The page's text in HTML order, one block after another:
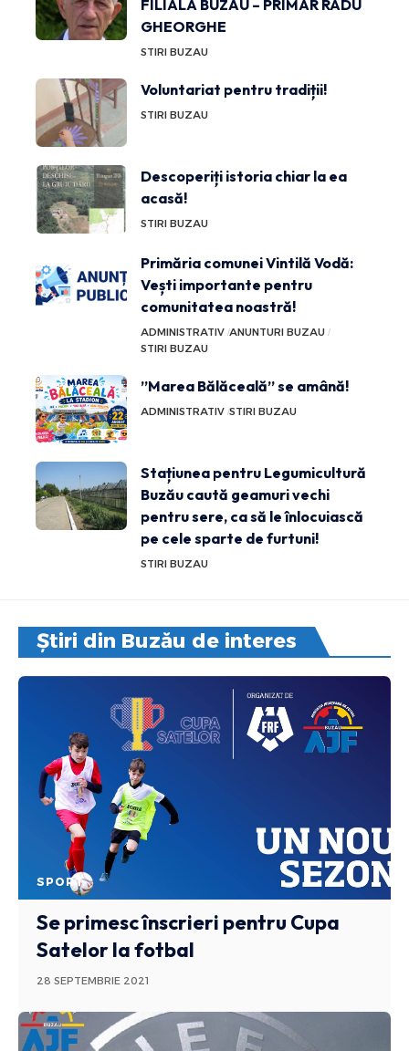
FILIALA BUZĂU – PRIMAR RADU
GHEORGHE
STIRI BUZAU
Voluntariat pentru tradiții!
STIRI BUZAU
Descoperiți istoria chiar la ea
acasă!
STIRI BUZAU
Primăria comunei Vintilă Vodă:
Vești importante pentru
comunitatea noastră!
ADMINISTRATIV ANUNTURI BUZAU
STIRI BUZAU
”Marea Bălăceală” se amână!
ADMINISTRATIV STIRI BUZAU
Stațiunea pentru Legumicultură
Buzău caută geamuri vechi
pentru sere, ca să le înlocuiască
pe cele sparte de furtuni!
STIRI BUZAU
Știri din Buzău de interes
SPORT
Se primesc înscrieri pentru Cupa
Satelor la fotbal
28 SEPTEMBRIE 2021